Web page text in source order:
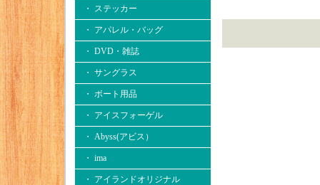
・ ステッカー
・ アパレル・バッグ
・ DVD・雑誌
・ サングラス
・ ボート用品
・ アイスフォーゲル
・ Abyss(アビス）
・ ima
・ アイランドオリジナル